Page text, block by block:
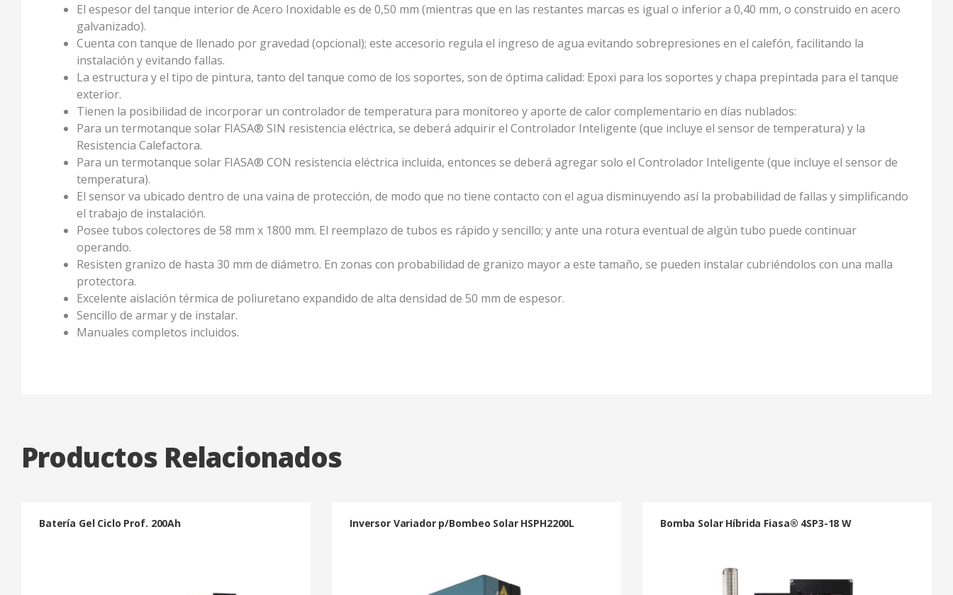
El espesor del tanque interior de Acero Inoxidable es de 0,50 mm (mientras que en las restantes marcas es igual o inferior a 0,40 mm, o construido en acero
galvanizado).
Cuenta con tanque de llenado por gravedad (opcional); este accesorio regula el ingreso de agua evitando sobrepresiones en el calefón, facilitando la
instalación y evitando fallas.
La estructura y el tipo de pintura, tanto del tanque como de los soportes, son de óptima calidad: Epoxi para los soportes y chapa prepintada para el tanque
exterior.
Tienen la posibilidad de incorporar un controlador de temperatura para monitoreo y aporte de calor complementario en días nublados:
Para un termotanque solar FIASA® SIN resistencia eléctrica, se deberá adquirir el Controlador Inteligente (que incluye el sensor de temperatura) y la
Resistencia Calefactora.
Para un termotanque solar FIASA® CON resistencia eléctrica incluida, entonces se deberá agregar solo el Controlador Inteligente (que incluye el sensor de
temperatura).
El sensor va ubicado dentro de una vaina de protección, de modo que no tiene contacto con el agua disminuyendo así la probabilidad de fallas y simplificando
el trabajo de instalación.
Posee tubos colectores de 58 mm x 1800 mm. El reemplazo de tubos es rápido y sencillo; y ante una rotura eventual de algún tubo puede continuar
operando.
Resisten granizo de hasta 30 mm de diámetro. En zonas con probabilidad de granizo mayor a este tamaño, se pueden instalar cubriéndolos con una malla
protectora.
Excelente aislación térmica de poliuretano expandido de alta densidad de 50 mm de espesor.
Sencillo de armar y de instalar.
Manuales completos incluidos.
Productos Relacionados
Batería Gel Ciclo Prof. 200Ah Inversor Variador p/Bombeo Solar HSPH2200L Bomba Solar Híbrida Fiasa® 4SP3-18 W